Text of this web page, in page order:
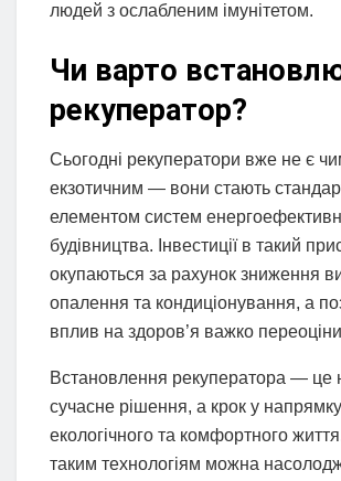
людей з ослабленим імунітетом.
Чи варто
рекуператор?
Сьогодні рекуператори вже не є
екзотичним — вони стають
елементом систем
будівництва. Інвестиції в такий
окупаються за рахунок зниження
опалення та кондиціонування, а
вплив на здоров’я важко
Встановлення рекуператора — це
сучасне рішення, а крок у
екологічного та комфортного
таким технологіям можна